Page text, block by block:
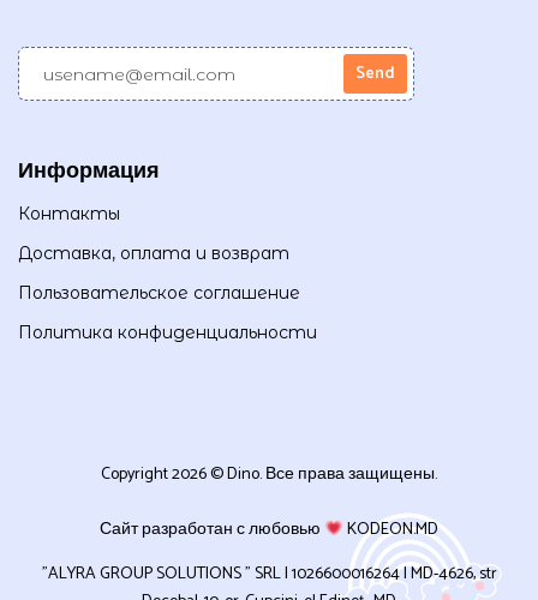
Информация
Контакты
Доставка, оплата и возврат
Пользовательское соглашение
Политика конфиденциальности
Copyright 2026 © Dino. Все права защищены.
Сайт разработан с любовью
KODEON.MD
”ALYRA GROUP SOLUTIONS ” SRL | 1026600016264 | MD-4626, str